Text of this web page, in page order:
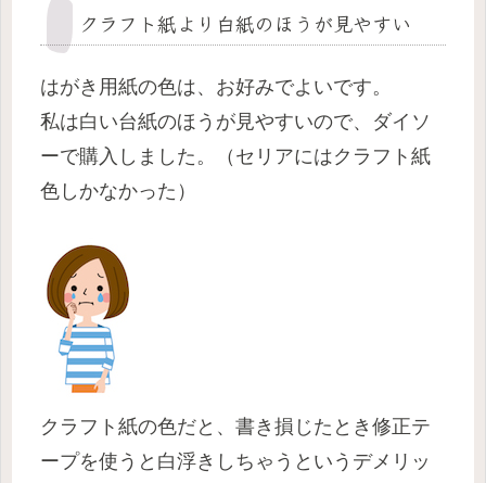
クラフト紙より白紙のほうが見やすい
はがき用紙の色は、お好みでよいです。
私は白い台紙のほうが見やすいので、ダイソ
ーで購入しました。（セリアにはクラフト紙
色しかなかった）
クラフト紙の色だと、書き損じたとき修正テ
ープを使うと白浮きしちゃうというデメリッ